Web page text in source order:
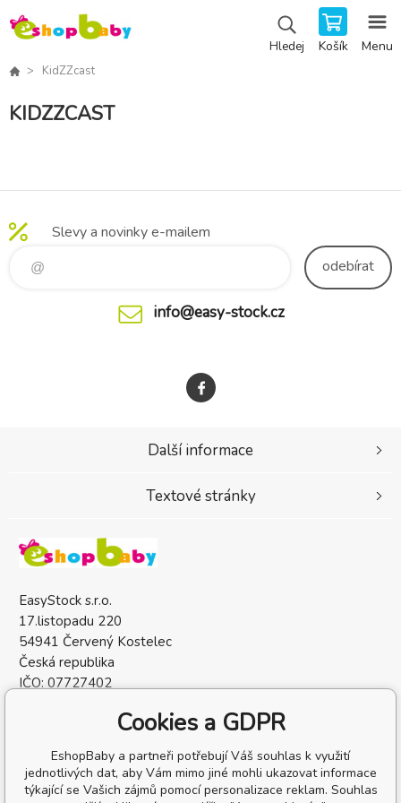
Hledej Košík Menu
KidZZcast
KIDZZCAST
Slevy a novinky e-mailem
odebírat
info@easy-stock.cz
EasyStock s.r.o.
17.listopadu 220
54941 Červený Kostelec
Česká republika
IČO: 07727402
Další informace
Textové stránky
Cookies a GDPR
EshopBaby a partneři potřebují Váš souhlas k využití
jednotlivých dat, aby Vám mimo jiné mohli ukazovat informace
týkající se Vašich zájmů pomocí personalizace reklam. Souhlas